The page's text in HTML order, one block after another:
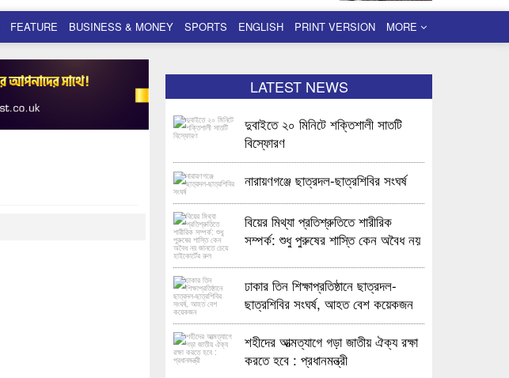
FEATURE BUSINESS & MONEY SPORTS ENGLISH PRINT VERSION MORE
LATEST NEWS
দুবাইতে ২০ মিনিটে শক্তিশালী সাতটি
বিস্ফোরণ
নারায়ণগঞ্জে ছাত্রদল-ছাত্রশিবির সংঘর্ষ
বিয়ের মিথ্যা প্রতিশ্রুতিতে শারীরিক
সম্পর্ক: শুধু পুরুষের শাস্তি কেন অবৈধ নয়
ঢাকার তিন শিক্ষাপ্রতিষ্ঠানে ছাত্রদল-
ছাত্রশিবির সংঘর্ষ, আহত বেশ কয়েকজন
শহীদের আত্মত্যাগে গড়া জাতীয় ঐক্য রক্ষা
করতে হবে : প্রধানমন্ত্রী